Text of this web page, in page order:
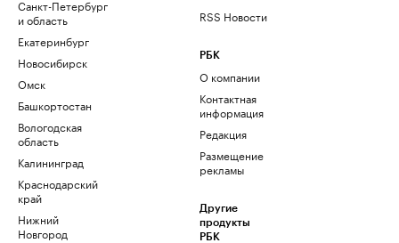
Санкт-Петербург
и область
Екатеринбург
Новосибирск
Омск
Башкортостан
Вологодская
область
Калининград
Краснодарский
край
Нижний
Новгород
RSS Новости
РБК
О компании
Контактная
информация
Редакция
Размещение
рекламы
Другие
продукты
РБК